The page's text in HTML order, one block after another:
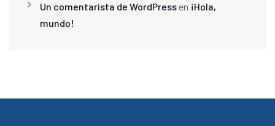
Un comentarista de WordPressen ¡Hola,
mundo!